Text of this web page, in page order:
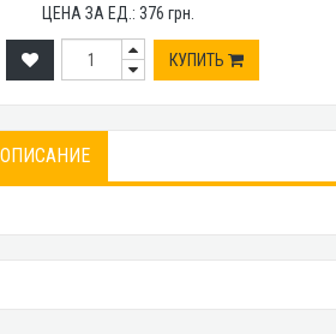
ЦЕНА ЗА ЕД.:376 грн.
КУПИТЬ
ОПИСАНИЕ